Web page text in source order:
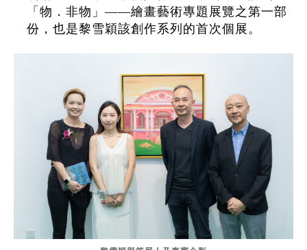
「物．非物」——繪畫藝術專題展覽之第一部
份，也是黎雪穎該創作系列的首次個展。